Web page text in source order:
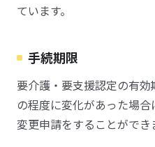
ています。
手続期限
要介護・要支援認定の有
の程度に変化があった場
変更申請をすることができ